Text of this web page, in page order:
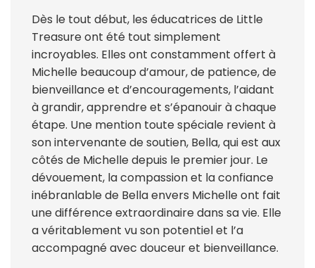
Dès le tout début, les éducatrices de Little
Treasure ont été tout simplement
incroyables. Elles ont constamment offert à
Michelle beaucoup d’amour, de patience, de
bienveillance et d’encouragements, l’aidant
à grandir, apprendre et s’épanouir à chaque
étape. Une mention toute spéciale revient à
son intervenante de soutien, Bella, qui est aux
côtés de Michelle depuis le premier jour. Le
dévouement, la compassion et la confiance
inébranlable de Bella envers Michelle ont fait
une différence extraordinaire dans sa vie. Elle
a véritablement vu son potentiel et l’a
accompagné avec douceur et bienveillance.